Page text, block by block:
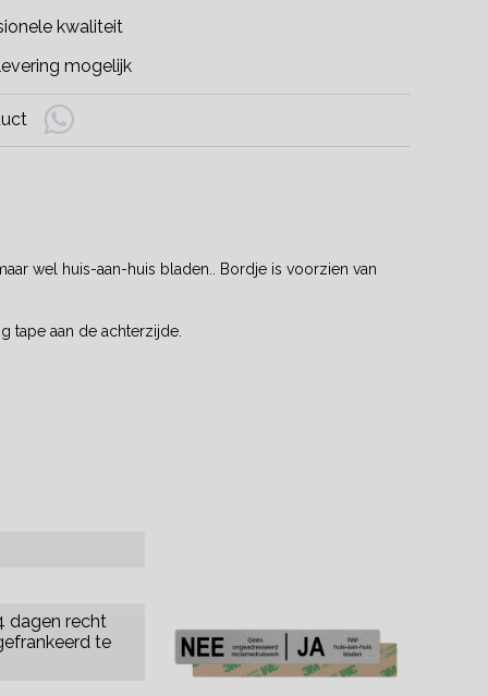
kwaliteit
mogelijk
wel huis-aan-huis bladen.. Bordje is voorzien van
tape aan de achterzijde.
dagen recht
te